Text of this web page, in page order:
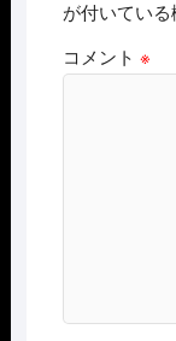
が付いてい
コメント ※